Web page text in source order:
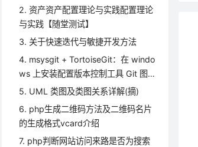
2. 资产资产配置理论与实践配置理论
与实践【随堂测试】
3. 关于快速迭代与敏捷开发方法
4. msysgit + TortoiseGit：在 windo
ws 上安装配置版本控制工具 Git 图形
化使用
5. UML 类图及类图关系详解(摘)
6. php生成二维码方法及二维码名片
的生成格式vcard介绍
7. php判断网站访问来路是否为搜索